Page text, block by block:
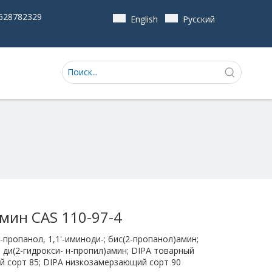
English Pусский
CAS 110-97-4
1,1'-иминоди-; бис(2-пропанол)амин;
гидрокси- н-пропил)амин; DIPA товарный
сорт 85; DIPA низкозамерзающий сорт 90